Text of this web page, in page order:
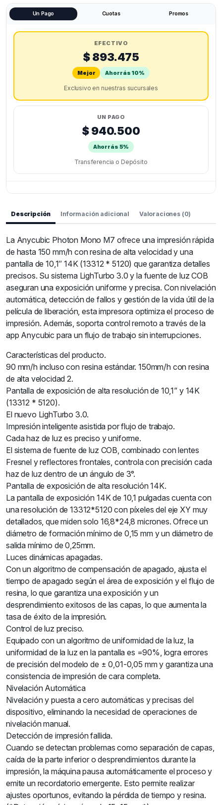
Un Pago Cuotas Promos
EFECTIVO
$ 893.475
Mejor Ahorrás 10%
Exclusivo en nuestras sucursales
UN PAGO
$ 940.500
Ahorrás 5%
Transferencia o Depósito
Descripción Información adicional Valoraciones (0)
La Anycubic Photon Mono M7 ofrece una impresión rápida
de hasta 150 mm/h con resina de alta velocidad y una
pantalla de 10,1″ 14K (13312 * 5120) que garantiza detalles
precisos. Su sistema LighTurbo 3.0 y la fuente de luz COB
aseguran una exposición uniforme y precisa. Con nivelación
automática, detección de fallos y gestión de la vida útil de la
película de liberación, esta impresora optimiza el proceso de
impresión. Además, soporta control remoto a través de la
app Anycubic para un flujo de trabajo sin interrupciones.
Características del producto.
90 mm/h incluso con resina estándar. 150mm/h con resina
de alta velocidad 2.
Pantalla de exposición de alta resolución de 10,1” y 14K
(13312 * 5120).
El nuevo LighTurbo 3.0.
Impresión inteligente asistida por flujo de trabajo.
Cada haz de luz es preciso y uniforme.
El sistema de fuente de luz COB, combinado con lentes
Fresnel y reflectores frontales, controla con precisión cada
haz de luz dentro de un ángulo de 3°.
Pantalla de exposición de alta resolución 14K.
La pantalla de exposición 14K de 10,1 pulgadas cuenta con
una resolución de 13312*5120 con píxeles del eje XY muy
detallados, que miden solo 16,8*24,8 micrones. Ofrece un
diámetro de formación mínimo de 0,15 mm y un diámetro de
salida mínimo de 0,25mm.
Luces dinámicas apagadas.
Con un algoritmo de compensación de apagado, ajusta el
tiempo de apagado según el área de exposición y el flujo de
resina, lo que garantiza una exposición y un
desprendimiento exitosos de las capas, lo que aumenta la
tasa de éxito de la impresión.
Control de luz preciso.
Equipado con un algoritmo de uniformidad de la luz, la
uniformidad de la luz en la pantalla es =90%, logra errores
de precisión del modelo de ± 0,01-0,05 mm y garantiza una
consistencia de impresión de cara completa.
Nivelación Automática
Nivelación y puesta a cero automáticas y precisas del
dispositivo, eliminando la necesidad de operaciones de
nivelación manual.
Detección de impresión fallida.
Cuando se detectan problemas como separación de capas,
caída de la parte inferior o desprendimientos durante la
impresión, la máquina pausa automáticamente el proceso y
emite un recordatorio emergente. Esto permite realizar
ajustes oportunos, evitando la pérdida de tiempo y resina.